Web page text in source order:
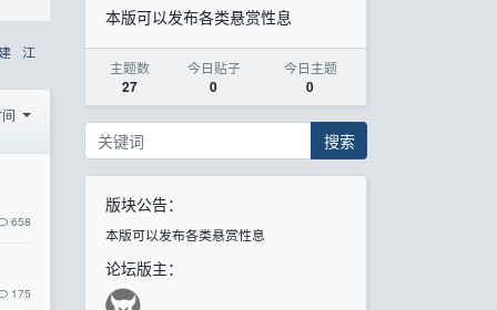
江
658
175
本版可以发布各类悬赏性息
主题数
27
今日贴子
0
今日主题
0
搜索
版块公告：
本版可以发布各类悬赏性息
论坛版主：